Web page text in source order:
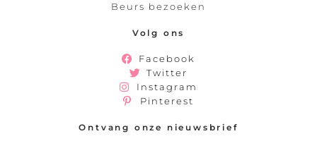
Beurs bezoeken
Volg ons
Facebook
Twitter
Instagram
Pinterest
Ontvang onze nieuwsbrief